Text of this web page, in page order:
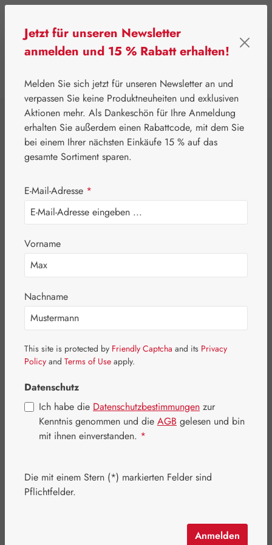
⌂ Leitner Lifecare Medien Kartensets
Australische
Buschblüten Karten
Set (Deutsche
Version)
Bildergalerie überspringen
Jetzt für unseren Newsletter
anmelden und 15 % Rabatt erhalten!
Melden Sie sich jetzt für unseren Newsletter an und
verpassen Sie keine Produktneuheiten und exklusiven
Aktionen mehr. Als Dankeschön für Ihre Anmeldung
erhalten Sie außerdem einen Rabattcode, mit dem Sie
bei einem Ihrer nächsten Einkäufe 15 % auf das
gesamte Sortiment sparen.
E-Mail-Adresse *
Vorname
Nachname
This site is protected by Friendly Captcha and its Privacy
Policy and Terms of Use apply.
Datenschutz
Ich habe die Datenschutzbestimmungen zur
Kenntnis genommen und die AGB gelesen und bin
mit ihnen einverstanden. *
Die mit einem Stern (*) markierten Felder sind
Pflichtfelder.
Anmelden